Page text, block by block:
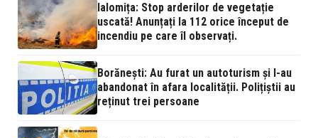
Ialomița: Stop arderilor de vegetație
uscată! Anunțați la 112 orice început de
incendiu pe care îl observați.
Borănești: Au furat un autoturism și l-au
abandonat în afara localității. Polițiștii au
reținut trei persoane